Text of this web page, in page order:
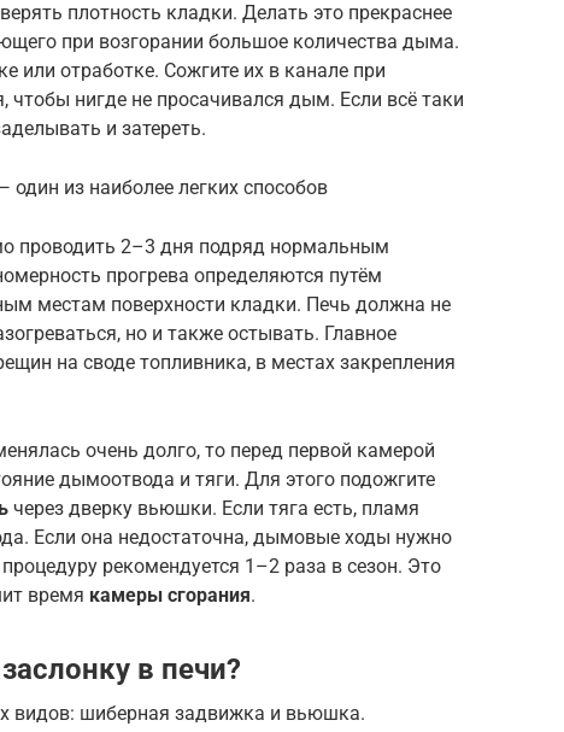
плотность кладки. Делать это прекраснее
при возгорании большое количества дыма.
или отработке. Сожгите их в канале при
чтобы нигде не просачивался дым. Если всё таки
и затереть.
из наиболее легких способов
проводить 2–3 дня подряд нормальным
прогрева определяются путём
местам поверхности кладки. Печь должна не
но и также остывать. Главное
на своде топливника, в местах закрепления
очень долго, то перед первой камерой
дымоотвода и тяги. Для этого подожгите
через дверку вьюшки. Если тяга есть, пламя
Если она недостаточна, дымовые ходы нужно
рекомендуется 1–2 раза в сезон. Это
время камеры сгорания.
в печи?
видов: шиберная задвижка и вьюшка.